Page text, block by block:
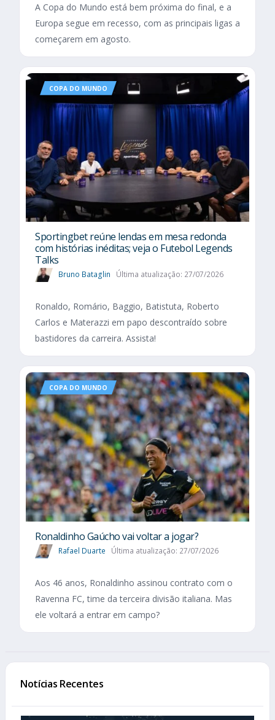
A Copa do Mundo está bem próxima do final, e a
Europa segue em recesso, com as principais ligas a
começarem em agosto.
COPA DO MUNDO
Sportingbet reúne lendas em mesa redonda
com histórias inéditas; veja o Futebol Legends
Talks
Bruno Bataglin Última atualização: 27/07/2026
Ronaldo, Romário, Baggio, Batistuta, Roberto
Carlos e Materazzi em papo descontraído sobre
bastidores da carreira. Assista!
COPA DO MUNDO
Ronaldinho Gaúcho vai voltar a jogar?
Rafael Duarte Última atualização: 27/07/2026
Aos 46 anos, Ronaldinho assinou contrato com o
Ravenna FC, time da terceira divisão italiana. Mas
ele voltará a entrar em campo?
Notícias Recentes